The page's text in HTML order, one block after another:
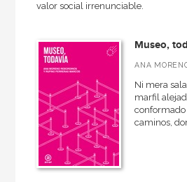
valor social irrenunciable.
Museo,
ANA
Ni mera
marfil
conformado
caminos,